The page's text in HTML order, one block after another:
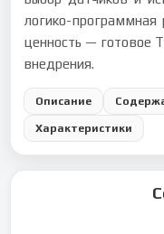
логико-программная
ценность — готовое
внедрения.
Описание
Характеристики